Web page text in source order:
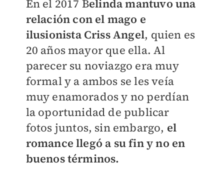
En el 2017 Belinda mantuvo una
relación con el mago e
ilusionista Criss Angel, quien es
20 años mayor que ella. Al
parecer su noviazgo era muy
formal y a ambos se les veía
muy enamorados y no perdían
la oportunidad de publicar
fotos juntos, sin embargo, el
romance llegó a su fin y no en
buenos términos.